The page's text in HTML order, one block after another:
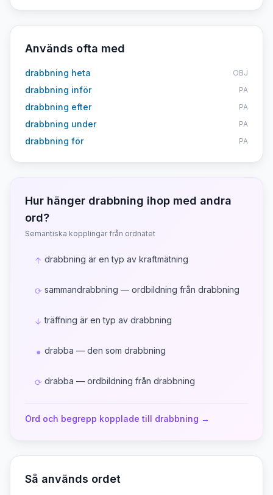
Används ofta med
drabbning heta OBJ
drabbning inför PA
drabbning efter PA
drabbning under PA
drabbning för PA
Hur hänger drabbning ihop med andra
ord?
Semantiska kopplingar från ordnätet
↑ drabbning är en typ av kraftmätning
⟳ sammandrabbning — ordbildning från drabbning
↓ träffning är en typ av drabbning
● drabba — den som drabbning
⟳ drabba — ordbildning från drabbning
Ord och begrepp kopplade till drabbning →
Så används ordet